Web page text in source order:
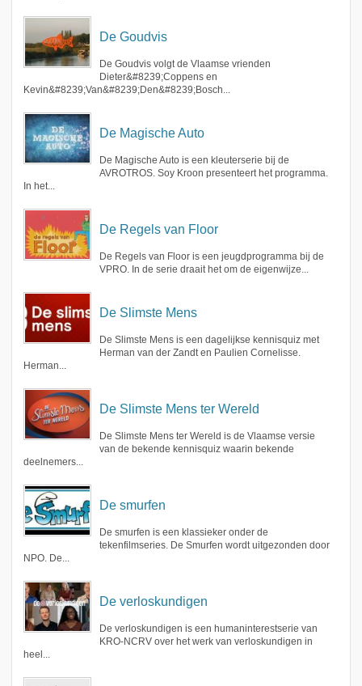
De Goudvis
De Goudvis volgt de Vlaamse vrienden
Dieter&#8239;Coppens en
Kevin&#8239;Van&#8239;Den&#8239;Bosch...
De Magische Auto
De Magische Auto is een kleuterserie bij de
AVROTROS. Soy Kroon presenteert het programma.
In het...
De Regels van Floor
De Regels van Floor is een jeugdprogramma bij de
VPRO. In de serie draait het om de eigenwijze...
De Slimste Mens
De Slimste Mens is een dagelijkse kennisquiz met
Herman van der Zandt en Paulien Cornelisse.
Herman...
De Slimste Mens ter Wereld
De Slimste Mens ter Wereld is de Vlaamse versie
van de bekende kennisquiz waarin bekende
deelnemers...
De smurfen
De smurfen is een klassieker onder de
tekenfilmseries. De Smurfen wordt uitgezonden door
NPO. De...
De verloskundigen
De verloskundigen is een humaninterestserie van
KRO-NCRV over het werk van verloskundigen in
heel...